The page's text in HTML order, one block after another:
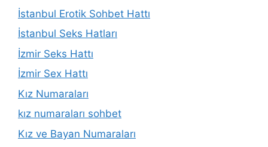
İstanbul Erotik Sohbet Hattı
İstanbul Seks Hatları
İzmir Seks Hattı
İzmir Sex Hattı
Kız Numaraları
kız numaraları sohbet
Kız ve Bayan Numaraları